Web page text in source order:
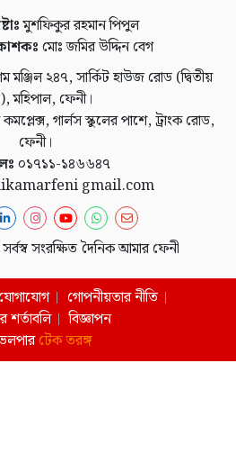
মুশফিকুর রহমান পিপুল
মোঃ জমির উদ্দিন বেগ
মঞ্জিল ২৪৭, সার্কিট হাউজ রোড (দ্বিতীয়
মহিপাল, ফেনী।
গার্লস স্কুলের পাশে, ট্রাংক রোড,
ফেনী।
০১৭১১-১৪৬৬৪৭
gmail.com
সংরক্ষিত দৈনিক আমার ফেনী
গোপনীয়তার নীতি
শর্তাবলি
বিজ্ঞাপন
টেক তরঙ্গ